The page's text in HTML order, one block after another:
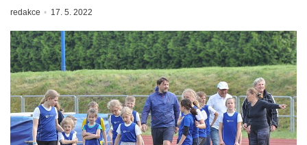
redakce 17. 5. 2022